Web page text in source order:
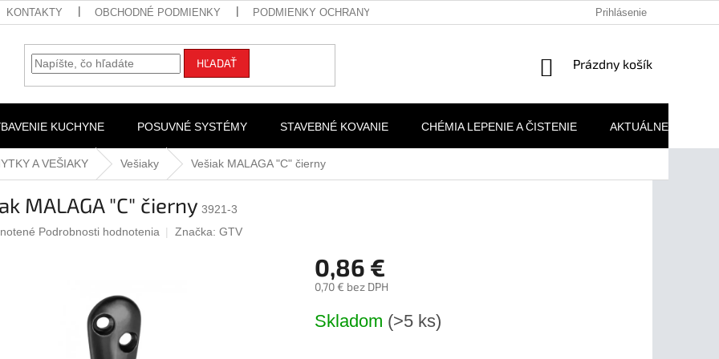
KONTAKTY OBCHODNÉ PODMIENKY PODMIENKY OCHRANY OSOBNÝCH ÚDAJOV REKLAMAČNÉ PODMIENKY
Prihlásenie
HĽADAŤ
NÁKUPNÝ
Prázdny košík
KUCHYNE POSUVNÉ SYSTÉMY STAVEBNÉ KOVANIE CHÉMIA LEPENIE A ČISTENIE AKTUÁLNE AKCIE
A VEŠIAKY Vešiaky Vešiak MALAGA "C" čierny
MALAGA "C" čierny 3921-3
Podrobnosti hodnotenia Značka: GTV
0,86 €
0,70 € bez DPH
cena:
Skladom (>5 ks)